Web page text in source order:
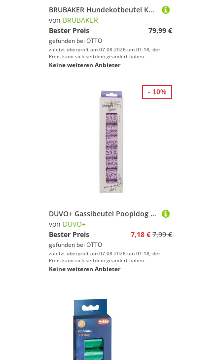
BRUBAKER Hundekotbeutel Kotbeutel mit Einhängeösen für Spender - Rot, Zubehör für Kotbeutelspender, Abreissbar - Gassibeutel für Hunde - Unparfümiert - Hundetüten
von BRUBAKER
Bester Preis
79,99 €
gefunden bei OTTO
zuletzt überprüft am 07.08.2026 um 01:18; der
Preis kann sich seitdem geändert haben.
Keine weiteren Anbieter
DUVO+ Gassibeutel Poopidog Hundekotbeutel spice lavendel violett Menge: 8 x 15 Stück
von DUVO+
Bester Preis
7,18 € 7,99 €
gefunden bei OTTO
zuletzt überprüft am 07.08.2026 um 01:18; der
Preis kann sich seitdem geändert haben.
Keine weiteren Anbieter
- 10%